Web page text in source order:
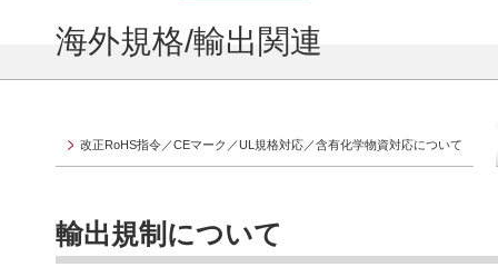
海外規格/輸出関連
改正RoHS指令／CEマーク／UL規格対応／含有化学物資対応について
輸出規制について